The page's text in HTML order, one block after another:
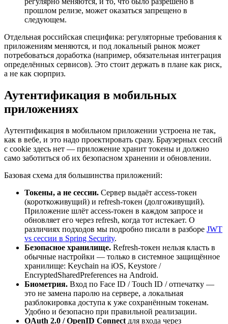
прошлом релизе, может оказаться запрещено в
следующем.
Отдельная российская специфика: регуляторные требования к
приложениям меняются, и под локальный рынок может
потребоваться доработка (например, обязательная интеграция
определённых сервисов). Это стоит держать в плане как риск,
а не как сюрприз.
Аутентификация в мобильных
приложениях
Аутентификация в мобильном приложении устроена не так,
как в вебе, и это надо проектировать сразу. Браузерных сессий
с cookie здесь нет — приложение хранит токены и должно
само заботиться об их безопасном хранении и обновлении.
Базовая схема для большинства приложений:
Токены, а не сессии. Сервер выдаёт access-токен
(короткоживущий) и refresh-токен (долгоживущий).
Приложение шлёт access-токен в каждом запросе и
обновляет его через refresh, когда тот истекает. О
различиях подходов мы подробно писали в разборе JWT
vs сессии в Spring Security.
Безопасное хранилище. Refresh-токен нельзя класть в
обычные настройки — только в системное защищённое
хранилище: Keychain на iOS, Keystore /
EncryptedSharedPreferences на Android.
Биометрия. Вход по Face ID / Touch ID / отпечатку —
это не замена паролю на сервере, а локальная
разблокировка доступа к уже сохранённым токенам.
Удобно и безопасно при правильной реализации.
OAuth 2.0 / OpenID Connect для входа через